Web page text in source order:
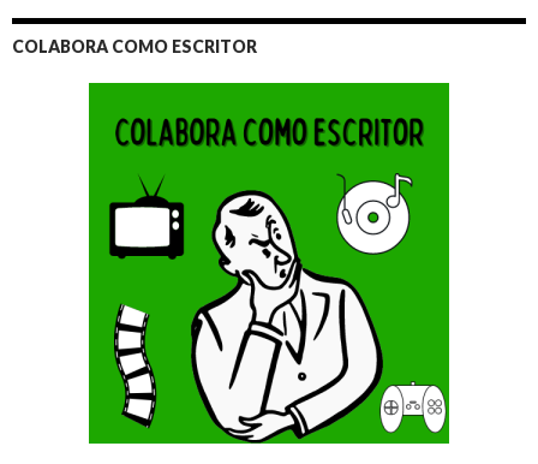
COLABORA COMO ESCRITOR